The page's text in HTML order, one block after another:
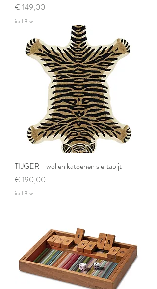
Prijs
€ 149,00
incl.Btw
TIJGER - wol en katoenen siertapijt
Prijs
€ 190,00
incl.Btw